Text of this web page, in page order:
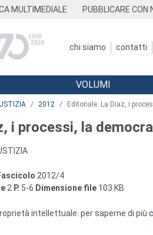
MULTIMEDIALE PUBBLICARE CON
chi siamo contatti
VOLUMI
2012 Editoriale. La Diaz, i
i processi, la
2012/4
2 P. 5-6 Dimensione file 103 KB
intellettuale: per saperne di più